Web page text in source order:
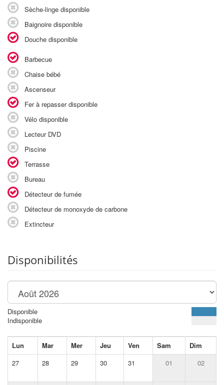
Sèche-linge disponible
Baignoire disponible
Douche disponible
Barbecue
Chaise bébé
Ascenseur
Fer à repasser disponible
Vélo disponible
Lecteur DVD
Piscine
Terrasse
Bureau
Détecteur de fumée
Détecteur de monoxyde de carbone
Extincteur
Disponibilités
Disponible
Indisponible
Lun Mar Mer Jeu Ven Sam
Dim
27
28 29 30 31 01 02